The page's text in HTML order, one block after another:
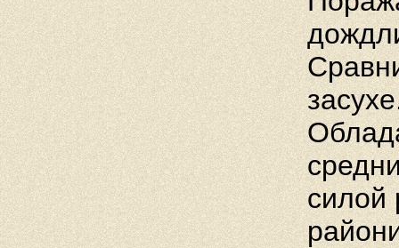
силой